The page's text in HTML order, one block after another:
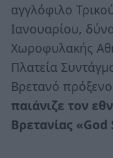
αγγλόφιλο
Ιανουαρίου,
Χωροφυλακής
Πλατεία
Βρετανό
παιάνιζε τον
Βρετανίας